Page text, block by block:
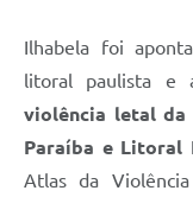
Ilhabela foi
litoral paulista e
violência letal da
Paraíba e Litoral
Atlas da